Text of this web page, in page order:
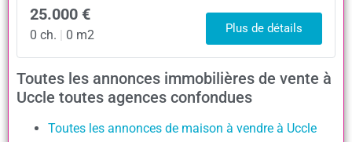
25.000 €
0 ch. | 0 m2 Plus de détails
Toutes les annonces immobilières de vente à
Uccle toutes agences confondues
Toutes les annonces de maison à vendre à Uccle